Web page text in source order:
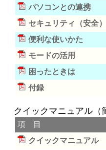
パソコンとの連携
セキュリティ（安全）
便利な使いかた
モードの活用
困ったときは
付録
クイックマニュアル（
項 目
クイックマニュアル